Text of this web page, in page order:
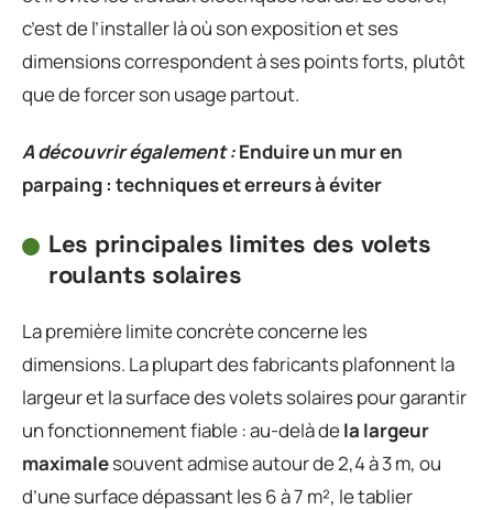
c’est de l’installer là où son exposition et ses
dimensions correspondent à ses points forts, plutôt
que de forcer son usage partout.
A découvrir également :Enduire un mur en
parpaing : techniques et erreurs à éviter
Les principales limites des volets
roulants solaires
La première limite concrète concerne les
dimensions. La plupart des fabricants plafonnent la
largeur et la surface des volets solaires pour garantir
un fonctionnement fiable : au-delà dela largeur
maximalesouvent admise autour de 2,4 à 3 m, ou
d’une surface dépassant les 6 à 7 m², le tablier